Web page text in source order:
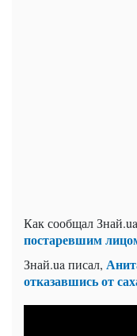
Как сообщал
постаревшим
Знай.ua писал,
отказавшись от